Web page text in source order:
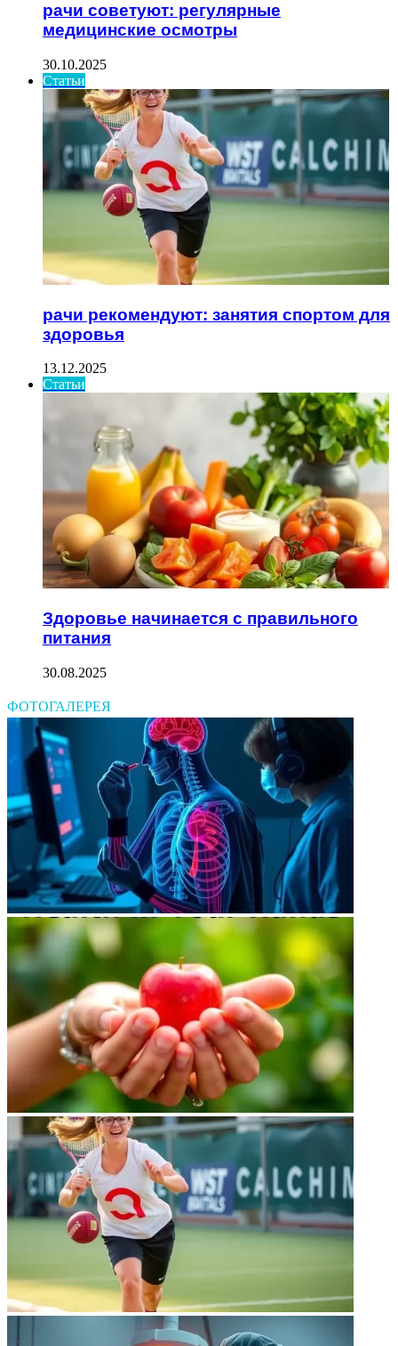
рачи советуют: регулярные
медицинские осмотры
30.10.2025
Статьи
рачи рекомендуют: занятия спортом для
здоровья
13.12.2025
Статьи
Здоровье начинается с правильного
питания
30.08.2025
ФОТОГАЛЕРЕЯ